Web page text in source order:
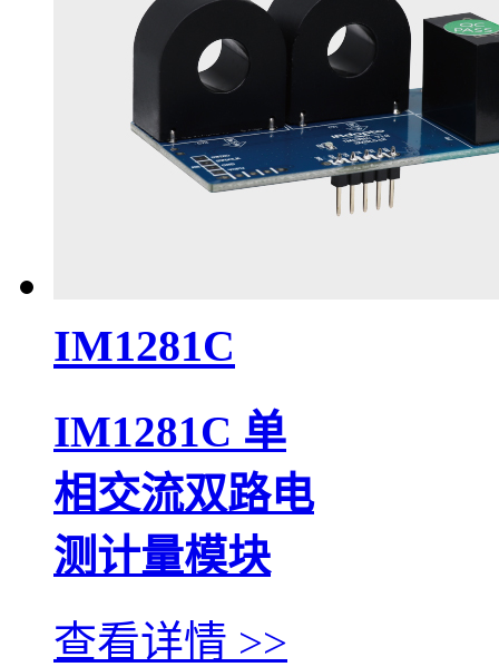
IM1281C
IM1281C 单
相交流双路电
测计量模块
查看详情 >>